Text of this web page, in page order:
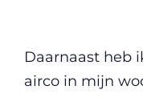
Daarnaast heb
airco in mijn